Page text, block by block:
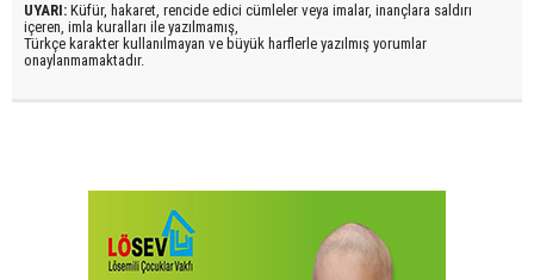
UYARI: Küfür, hakaret, rencide edici cümleler veya imalar, inançlara saldırı
içeren, imla kuralları ile yazılmamış,
Türkçe karakter kullanılmayan ve büyük harflerle yazılmış yorumlar
onaylanmamaktadır.